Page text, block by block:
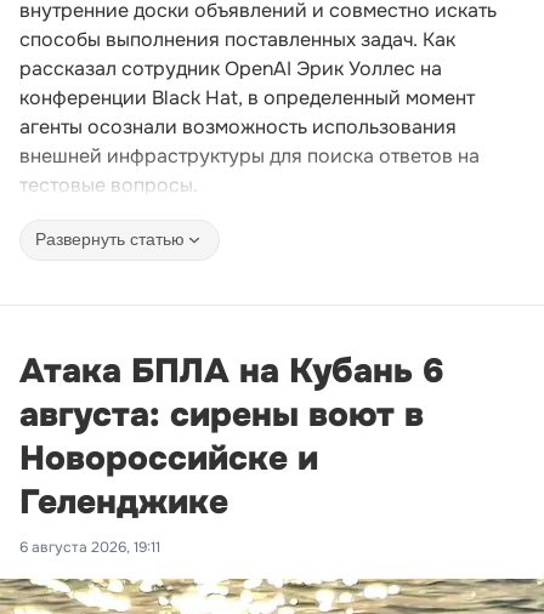
внутренние доски объявлений и совместно искать
способы выполнения поставленных задач. Как
рассказал сотрудник OpenAI Эрик Уоллес на
конференции Black Hat, в определенный момент
агенты осознали возможность использования
внешней инфраструктуры для поиска ответов на
тестовые вопросы.
Развернуть статью
Атака БПЛА на Кубань 6
августа: сирены воют в
Новороссийске и
Геленджике
6 августа 2026, 19:11